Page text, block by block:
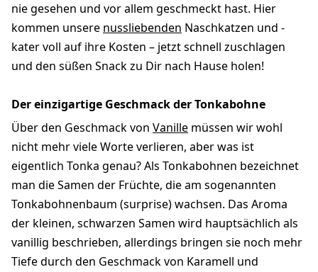
nie gesehen und vor allem geschmeckt hast. Hier
kommen unsere nussliebenden Naschkatzen und -
kater voll auf ihre Kosten – jetzt schnell zuschlagen
und den süßen Snack zu Dir nach Hause holen!
Der einzigartige Geschmack der Tonkabohne
Über den Geschmack von Vanille müssen wir wohl
nicht mehr viele Worte verlieren, aber was ist
eigentlich Tonka genau? Als Tonkabohnen bezeichnet
man die Samen der Früchte, die am sogenannten
Tonkabohnenbaum (surprise) wachsen. Das Aroma
der kleinen, schwarzen Samen wird hauptsächlich als
vanillig beschrieben, allerdings bringen sie noch mehr
Tiefe durch den Geschmack von Karamell und